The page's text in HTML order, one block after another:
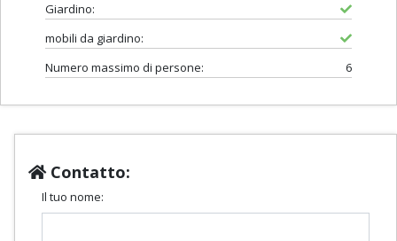
Giardino:
mobili da giardino:
Numero massimo di persone:
6
Contatto:
Il tuo nome: